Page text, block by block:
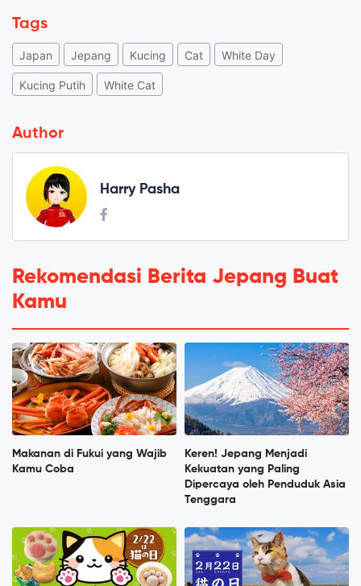
Tags
Japan Jepang Kucing Cat White Day
Kucing Putih White Cat
Author
Harry Pasha
Rekomendasi Berita Jepang Buat
Kamu
Makanan di Fukui yang Wajib
Kamu Coba
Keren! Jepang Menjadi
Kekuatan yang Paling
Dipercaya oleh Penduduk Asia
Tenggara